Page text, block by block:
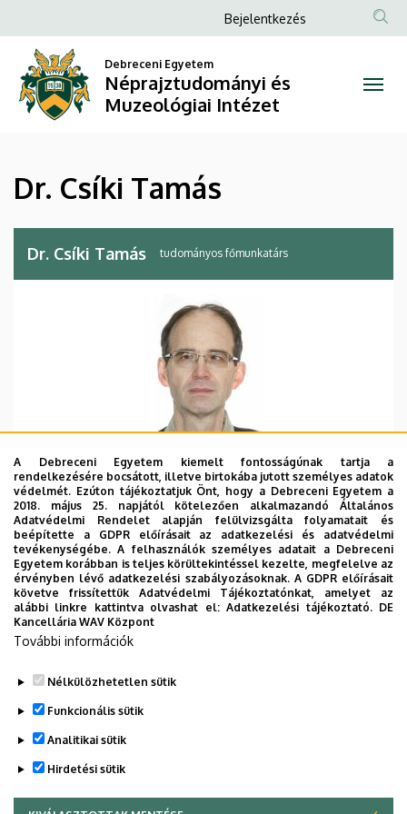
Csíki
Tamás
Néprajztudományi
és
Muzeológiai
Intézet
a
tartalomra
Anonim
fiók
menüje
Bejelentkezés
Debreceni Egyetem
Néprajztudományi és
Muzeológiai Intézet
Dr. Csíki Tamás
Dr. Csíki Tamás tudományos főmunkatárs
Szervezeti egység a
Központi telefonszám +36 52 512 900 22247
E-mail cím csikit@freemail.hu
Cím
Főépület (Egyetem téri
A Debreceni Egyetem kiemelt fontosságúnak tartja a
rendelkezésére bocsátott, illetve birtokába jutott személyes adatok
védelmét. Ezúton tájékoztatjuk Önt, hogy a Debreceni Egyetem a
2018. május 25. napjától kötelezően alkalmazandó Általános
Adatvédelmi Rendelet alapján felülvizsgálta folyamatait és
beépítette a GDPR előírásait az adatkezelési és adatvédelmi
tevékenységébe. A felhasználók személyes adatait a Debreceni
Egyetem korábban is teljes körültekintéssel kezelte, megfelelve az
érvényben lévő adatkezelési szabályozásoknak. A GDPR előírásait
követve frissítettük Adatvédelmi Tájékoztatónkat, amelyet az
alábbi linkre kattintva olvashat el:Adatkezelési tájékoztató. DE
Kancellária WAV Központ
További információk
Nélkülözhetetlen sütik
Funkcionális sütik
Analitikai sütik
Hirdetési sütik